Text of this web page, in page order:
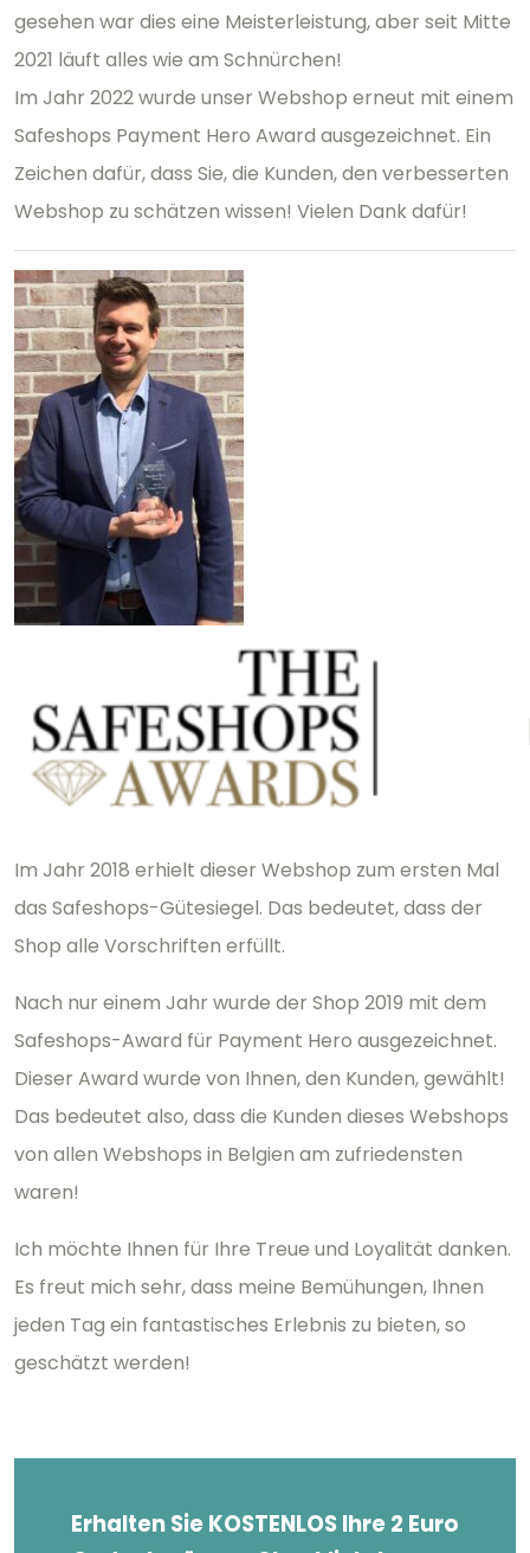
gesehen war dies eine Meisterleistung, aber seit Mitte
2021 läuft alles wie am Schnürchen!
Im Jahr 2022 wurde unser Webshop erneut mit einem
Safeshops Payment Hero Award ausgezeichnet. Ein
Zeichen dafür, dass Sie, die Kunden, den verbesserten
Webshop zu schätzen wissen! Vielen Dank dafür!
Im Jahr 2018 erhielt dieser Webshop zum ersten Mal
das Safeshops-Gütesiegel. Das bedeutet, dass der
Shop alle Vorschriften erfüllt.
Nach nur einem Jahr wurde der Shop 2019 mit dem
Safeshops-Award für Payment Hero ausgezeichnet.
Dieser Award wurde von Ihnen, den Kunden, gewählt!
Das bedeutet also, dass die Kunden dieses Webshops
von allen Webshops in Belgien am zufriedensten
waren!
Ich möchte Ihnen für Ihre Treue und Loyalität danken.
Es freut mich sehr, dass meine Bemühungen, Ihnen
jeden Tag ein fantastisches Erlebnis zu bieten, so
geschätzt werden!
Erhalten Sie KOSTENLOS Ihre 2 Euro